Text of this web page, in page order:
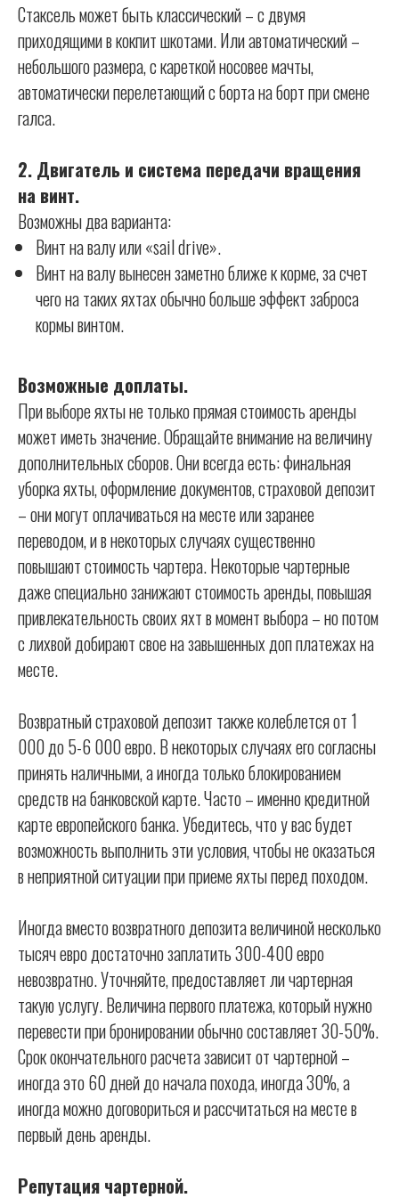
Стаксель может быть классический – с двумя
приходящими в кокпит шкотами. Или автоматический –
небольшого размера, с кареткой носовее мачты,
автоматически перелетающий с борта на борт при смене
галса.
2. Двигатель и система передачи вращения
на винт.
Возможны два варианта:
Винт на валу или «sail drive».
Винт на валу вынесен заметно ближе к корме, за счет
чего на таких яхтах обычно больше эффект заброса
кормы винтом.
Возможные доплаты.
При выборе яхты не только прямая стоимость аренды
может иметь значение. Обращайте внимание на величину
дополнительных сборов. Они всегда есть: финальная
уборка яхты, оформление документов, страховой депозит
– они могут оплачиваться на месте или заранее
переводом, и в некоторых случаях существенно
повышают стоимость чартера. Некоторые чартерные
даже специально занижают стоимость аренды, повышая
привлекательность своих яхт в момент выбора – но потом
с лихвой добирают свое на завышенных доп платежах на
месте.
Возвратный страховой депозит также колеблется от 1
000 до 5-6 000 евро. В некоторых случаях его согласны
принять наличными, а иногда только блокированием
средств на банковской карте. Часто – именно кредитной
карте европейского банка. Убедитесь, что у вас будет
возможность выполнить эти условия, чтобы не оказаться
в неприятной ситуации при приеме яхты перед походом.
Иногда вместо возвратного депозита величиной несколько
тысяч евро достаточно заплатить 300-400 евро
невозвратно. Уточняйте, предоставляет ли чартерная
такую услугу. Величина первого платежа, который нужно
перевести при бронировании обычно составляет 30-50%.
Срок окончательного расчета зависит от чартерной –
иногда это 60 дней до начала похода, иногда 30%, а
иногда можно договориться и рассчитаться на месте в
первый день аренды.
Репутация чартерной.